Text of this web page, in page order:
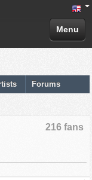
Menu
Forums
216 fans